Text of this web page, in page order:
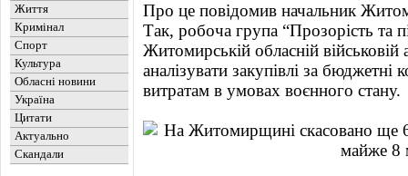
Життя
Кримінал
Спорт
Культура
Обласні новини
Україна
Цитати
Актуально
Скандали
Про це повідомив начальник
Так, робоча група “Прозорість та
Житомирській обласній військовій
аналізувати закупівлі за
витратам в умовах воєнного стану.